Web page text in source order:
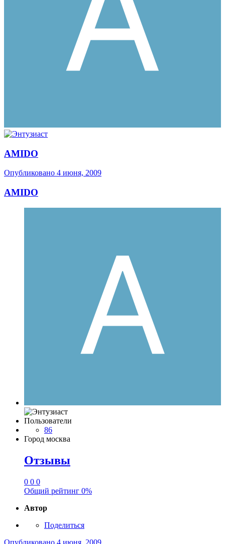
AMIDO
Опубликовано 4 июня, 2009
AMIDO
Пользователи
86
Город москва
Отзывы
0 0 0
Общий рейтинг 0%
Автор
Поделиться
Опубликовано 4 июня, 2009